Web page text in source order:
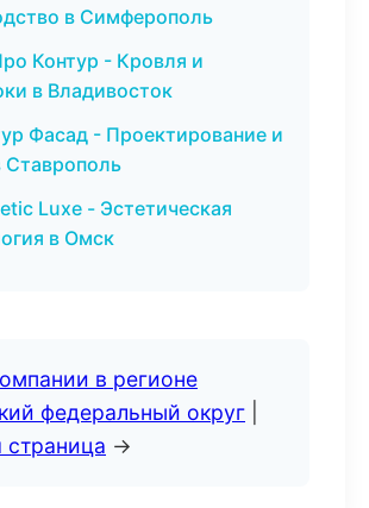
в Симферополь
Контур - Кровля и
в Владивосток
Фасад - Проектирование и
Ставрополь
Luxe - Эстетическая
в Омск
в регионе
федеральный округ
страница →